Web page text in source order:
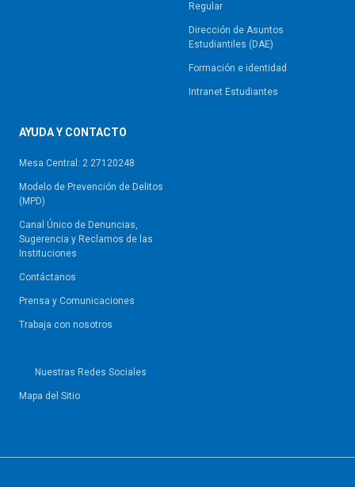
Regular
Dirección de Asuntos
Estudiantiles (DAE)
Formación e identidad
Intranet Estudiantes
AYUDA Y CONTACTO
Mesa Central: 2 27120248
Modelo de Prevención de Delitos
(MPD)
Canal Único de Denuncias,
Sugerencia y Reclamos de las
Instituciones
Contáctanos
Prensa y Comunicaciones
Trabaja con nosotros
Nuestras Redes Sociales
Mapa del Sitio